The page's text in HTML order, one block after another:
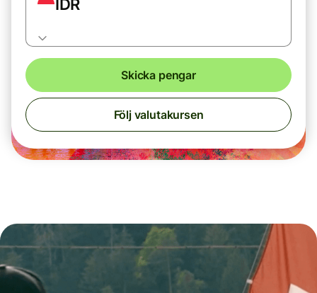
IDR
Skicka pengar
Följ valutakursen